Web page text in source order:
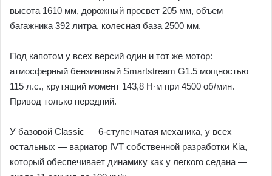
высота 1610 мм, дорожный просвет 205 мм, объем
багажника 392 литра, колесная база 2500 мм.
Под капотом у всех версий один и тот же мотор:
атмосферный бензиновый Smartstream G1.5 мощностью
115 л.с., крутящий момент 143,8 Н·м при 4500 об/мин.
Привод только передний.
У базовой Classic — 6-ступенчатая механика, у всех
остальных — вариатор IVT собственной разработки Kia,
который обеспечивает динамику как у легкого седана —